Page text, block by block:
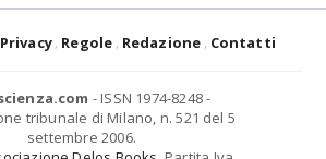
Privacy Regole Redazione Contatti
- ISSN 1974-8248 -
tribunale di Milano, n. 521 del 5
settembre 2006.